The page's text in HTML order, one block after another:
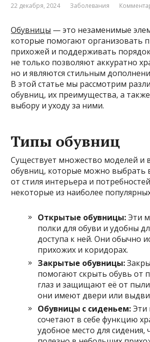
22 декабря, 2024 Заболевания
Обувницы — это незаменимые
которые помогают организовать
прихожей и поддерживать
не только позволяют аккуратно
но и являются стильным
В этой статье мы рассмотрим
обувниц, их преимущества, а
выбору и уходу за ними.
Типы обувниц
Существует множество моделей и
обувниц, которые можно выбрать
от стиля интерьера и
некоторые из наиболее
Открытые обувницы:Эти
полки для обуви и удобны
доступа к ней. Они обычно
прихожих и коридорах.
Закрытые обувницы:
помогают скрыть обувь от
глаз и защищают её от
они имеют двери или
Обувницы с сиденьем:Эти
сочетают в себе функцию
удобное место для сидения,